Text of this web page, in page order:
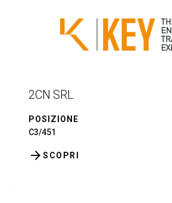
2CN SRL
POSIZIONE
C3/451
SCOPRI
arrow_forward